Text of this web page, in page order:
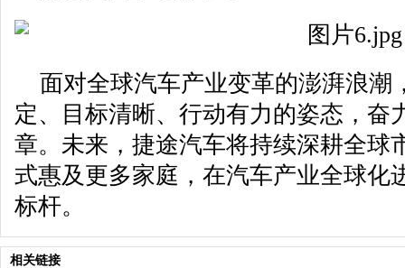
面对全球汽车产业变革的澎湃浪潮
定、目标清晰、行动有力的姿态，奋
章。未来，捷途汽车将持续深耕全球
式惠及更多家庭，在汽车产业全球化
标杆。
相关链接